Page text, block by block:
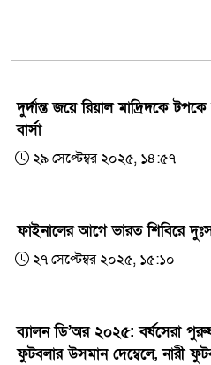
চ্যাম্পিয়ন্স
দুর্দান্ত জয়ে রিয়াল মাদ্রিদকে টপকে
বার্সা
২৯ সেপ্টেম্বর ২০২৫, ১৪:৫৭
ফাইনালের আগে ভারত শিবিরে
২৭ সেপ্টেম্বর ২০২৫, ১৫:১০
ব্যালন ডি’অর ২০২৫: বর্ষসেরা
ফুটবলার উসমান দেম্বেলে, নারী